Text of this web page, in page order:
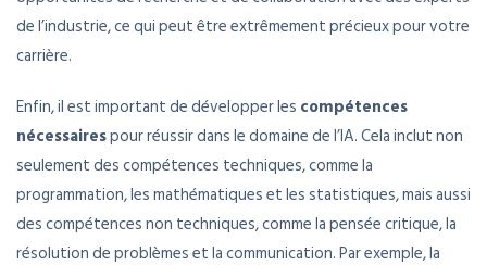
de l’industrie, ce qui peut être extrêmement précieux pour votre
carrière.
Enfin, il est important de développer les compétences
nécessairespour réussir dans le domaine de l’IA. Cela inclut non
seulement des compétences techniques, comme la
programmation, les mathématiques et les statistiques, mais aussi
des compétences non techniques, comme la pensée critique, la
résolution de problèmes et la communication. Par exemple, la